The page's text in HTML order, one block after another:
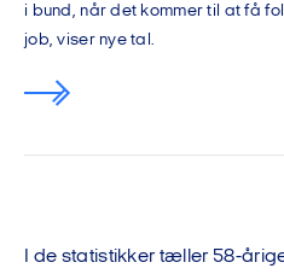
i bund, når det kommer til at få
job, viser nye tal.
I de statistikker tæller 58-